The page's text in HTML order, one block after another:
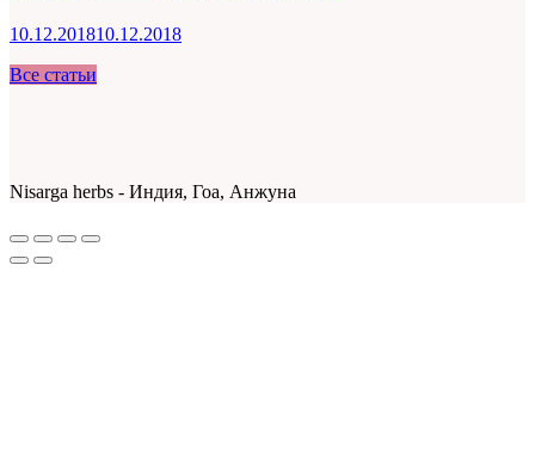
10.12.201810.12.2018
Все статьи
Nisarga herbs - Индия, Гоа, Анжуна